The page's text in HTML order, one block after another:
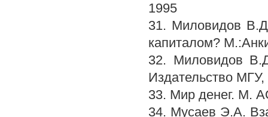
1995
31. Миловидов
капиталом?
32. Миловидов
Издательство МГУ,
33. Мир денег. М.
34. Мусаев Э.А.